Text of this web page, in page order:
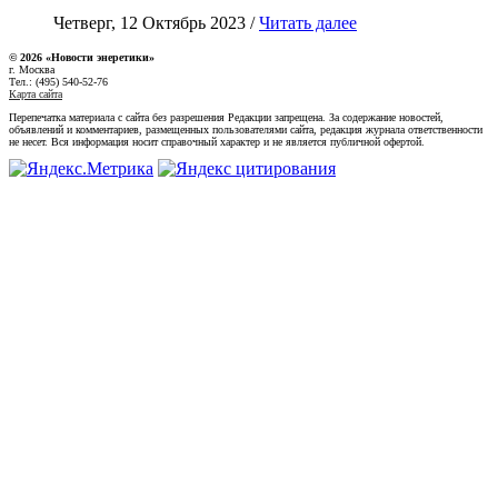
Четверг, 12 Октябрь 2023 /Читать далее
© 2026 «Новости энеретики»
г. Москва
Тел.: (495) 540-52-76
Карта сайта
Перепечатка материала с сайта без разрешения Редакции запрещена. За содержание новостей,
объявлений и комментариев, размещенных пользователями сайта, редакция журнала ответственности
не несет. Вся информация носит справочный характер и не является публичной офертой.